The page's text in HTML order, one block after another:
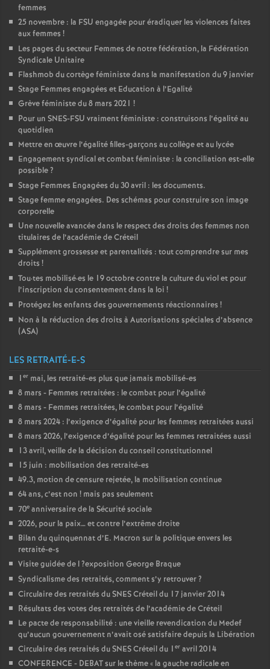
femmes
25 novembre : la FSU engagée pour éradiquer les violences faites
aux femmes !
Les pages du secteur Femmes de notre fédération, la Fédération
Syndicale Unitaire
Flashmob du cortège féministe dans la manifestation du 9 janvier
Stage Femmes engagées et Education à l’Egalité
Grève féministe du 8 mars 2021 !
Pour un SNES-FSU vraiment féministe : construisons l’égalité au
quotidien
Mettre en œuvre l’égalité filles-garçons au collège et au lycée
Engagement syndical et combat féministe : la conciliation est-elle
possible?
Stage Femmes Engagées du 30 avril : les documents.
Stage femme engagées. Des schémas pour construire son image
corporelle
Une nouvelle avancée dans le respect des droits des femmes non
titulaires de l’académie de Créteil
Supplément grossesse et parentalités : tout comprendre sur mes
droits !
Tou·tes mobilisé·es le 19 octobre contre la culture du viol et pour
l’inscription du consentement dans la loi !
Protégez les enfants des gouvernements réactionnaires !
Non à la réduction des droits à Autorisations spéciales d’absence
(ASA)
LES RETRAITÉ-E-S
1 er mai, les retraité-es plus que jamais mobilisé-es
8 mars - Femmes retraitées : le combat pour l’égalité
8 mars - Femmes retraitées, le combat pour l’égalité
8 mars 2024 : l’exigence d’égalité pour les femmes retraitées aussi
8 mars 2026, l’exigence d’égalité pour les femmes retraitées aussi
13 avril, veille de la décision du conseil constitutionnel
15 juin : mobilisation des retraité-es
49.3, motion de censure rejetée, la mobilisation continue
64 ans, c’est non ! mais pas seulement
70e anniversaire de la Sécurité sociale
2026, pour la paix… et contre l’extrême droite
Bilan du quinquennat d’E. Macron sur la politique envers les
retraité-e-s
Visite guidée de l?exposition George Braque
Syndicalisme des retraités, comment s’y retrouver?
Circulaire des retraités duSNESCréteil du 17 janvier 2014
Résultats des votes des retraités de l’académie de Créteil
Le pacte de responsabilité : une vieille revendication du Medef
qu’aucun gouvernement n’avait osé satisfaire depuis la Libération
Circulaire des retraités duSNESCréteil du 1 er avril 2014
CONFERENCE - DEBATsur le thème « la gauche radicale en